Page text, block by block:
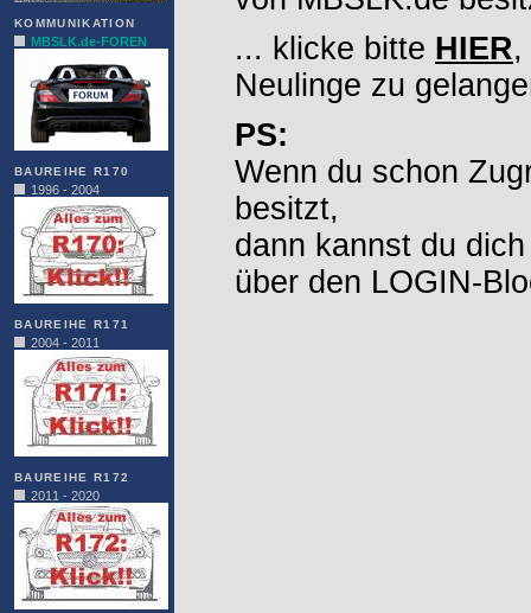
KOMMUNIKATION
MBSLK.de-FOREN
BAUREIHE R170
1996 - 2004
BAUREIHE R171
2004 - 2011
BAUREIHE R172
2011 - 2020
... klicke bitte HIER,
Neulinge zu
PS:
Wenn du schon
besitzt,
dann kannst du
über den LOGIN-